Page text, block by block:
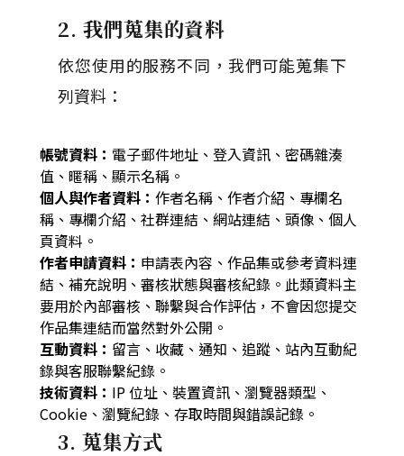
2. 我們蒐集的資料
依您使用的服務不同，我們可能蒐集下
列資料：
帳號資料： 電子郵件地址、登入資訊、密碼雜湊
值、暱稱、顯示名稱。
個人與作者資料： 作者名稱、作者介紹、專欄名
稱、專欄介紹、社群連結、網站連結、頭像、個人
頁資料。
作者申請資料： 申請表內容、作品集或參考資料連
結、補充說明、審核狀態與審核紀錄。此類資料主
要用於內部審核、聯繫與合作評估，不會因您提交
作品集連結而當然對外公開。
互動資料： 留言、收藏、通知、追蹤、站內互動紀
錄與客服聯繫紀錄。
技術資料： IP 位址、裝置資訊、瀏覽器類型、
Cookie、瀏覽紀錄、存取時間與錯誤記錄。
3. 蒐集方式